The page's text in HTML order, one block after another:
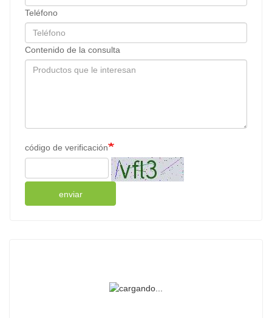
Teléfono
Contenido de la consulta
código de verificación
enviar